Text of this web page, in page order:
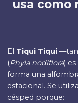
usa como
El Tiqui Tiqui
(Phyla nodiflora)
forma una
estacional. Se
césped porque: